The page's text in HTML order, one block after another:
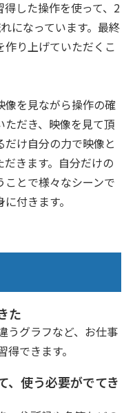
した操作を使って、2
になっています。最終
り上げていただくこ
像を見ながら操作の確
だき、映像を見て頂
け自分の力で映像と
きます。自分だけの
とで様々なシーンで
付きます。
た
うグラフなど、お仕事
できます。
使う必要がでてき